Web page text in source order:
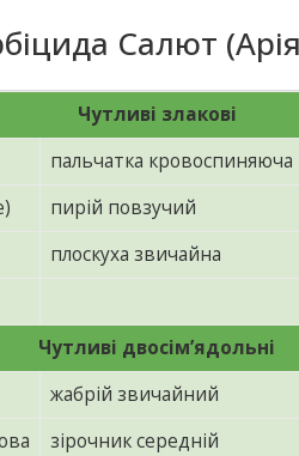
Салют
Чутливі злакові
пальчатка кровоспиняюча
пирій повзучий
плоскуха звичайна
Чутливі двосім’ядольні
жабрій звичайний
зірочник середній